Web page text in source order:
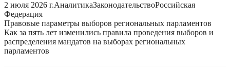
2 июля 2026 г.АналитикаЗаконодательствоРоссийская
Федерация
Правовые параметры выборов региональных парламентов
Как за пять лет изменились правила проведения выборов и
распределения мандатов на выборах региональных
парламентов